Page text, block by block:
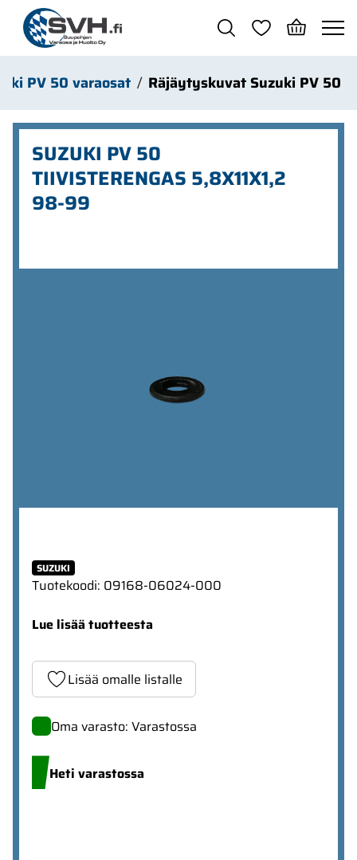
Siirry pääsisältöön
PV 50 varaosat Räjäytyskuvat Suzuki PV 50
SUZUKI PV 50
TIIVISTERENGAS 5,8X11X1,2
98-99
SUZUKI
Tuotekoodi: 09168-06024-000
Lue lisää tuotteesta
Lisää omalle listalle
Oma varasto: Varastossa
Heti varastossa